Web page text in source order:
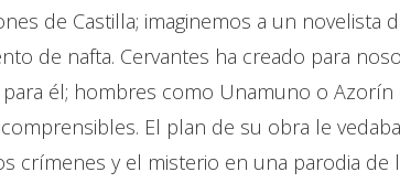
de Castilla; imaginemos a un novelista
de nafta. Cervantes ha creado para
él; hombres como Unamuno o
El plan de su obra le
crímenes y el misterio en una parodia de